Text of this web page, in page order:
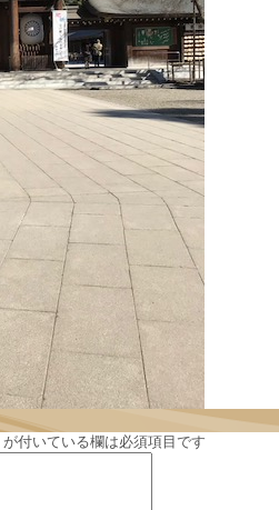
が付いている欄は必須項目です